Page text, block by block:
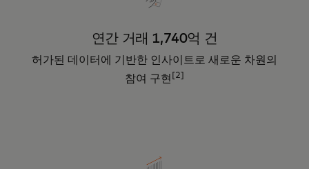
연간 거래 1,740억 건
허가된 데이터에 기반한 인사이트로 새로운 차원의
참여 구현 [2]